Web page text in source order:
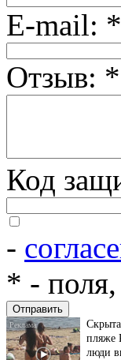
E-mail: *
Отзыв: *
Код
-
* -
Ролик
долго
пляже
люди